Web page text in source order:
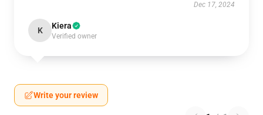
Dec 17, 2024
K Kiera
Verified owner
Write your review